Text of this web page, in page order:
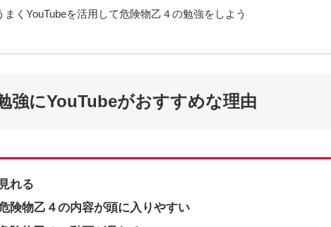
まくYouTubeを活用して危険物乙４の勉強をしよう
強にYouTubeがおすすめな理由
れる
険物乙４の内容が頭に入りやすい